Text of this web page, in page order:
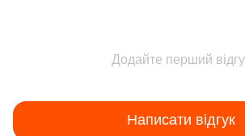
Додайте перший
Написати відгук